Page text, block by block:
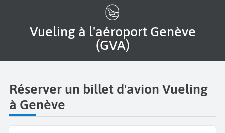
Vueling à l'aéroport Genève
(GVA)
Réserver un billet d'avion Vueling
à Genève